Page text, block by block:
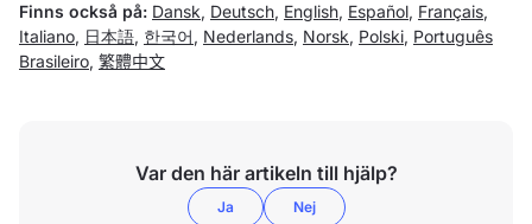
Finns också på: Dansk, Deutsch, English, Español, Français,
Italiano, 日本語, 한국어 , Nederlands, Norsk, Polski, Português
Brasileiro, 繁體中文
Var den här artikeln till hjälp?
Ja Nej